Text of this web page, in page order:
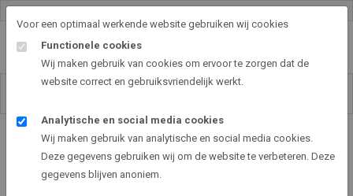
Voor een optimaal werkende website gebruiken wij cookies
Functionele cookies
Wij maken gebruik van cookies om ervoor te zorgen dat de
website correct en gebruiksvriendelijk werkt.
Analytische en social media cookies
Wij maken gebruik van analytische en social media cookies.
Deze gegevens gebruiken wij om de website te verbeteren. Deze
gegevens blijven anoniem.
Art2EXPO GallerySHOP - de leukste kunst cadeau ideeën
Abstract design VIII